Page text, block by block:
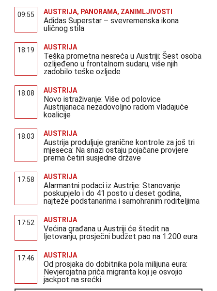
09:55 AUSTRIJA, PANORAMA, ZANIMLJIVOSTI
Adidas Superstar – svevremenska ikona
uličnog stila
18:19 AUSTRIJA
Teška prometna nesreća u Austriji: Šest osoba
ozlijeđeno u frontalnom sudaru, više njih
zadobilo teške ozljede
18:08 AUSTRIJA
Novo istraživanje: Više od polovice
Austrijanaca nezadovoljno radom vladajuće
koalicije
18:03 AUSTRIJA
Austrija produljuje granične kontrole za još tri
mjeseca: Na snazi ostaju pojačane provjere
prema četiri susjedne države
17:58 AUSTRIJA
Alarmantni podaci iz Austrije: Stanovanje
poskupjelo i do 41 posto u deset godina,
najteže podstanarima i samohranim roditeljima
17:52 AUSTRIJA
Većina građana u Austriji će štedit na
ljetovanju, prosječni budžet pao na 1.200 eura
17:46 AUSTRIJA
Od prosjaka do dobitnika pola milijuna eura:
Nevjerojatna priča migranta koji je osvojio
jackpot na srećki